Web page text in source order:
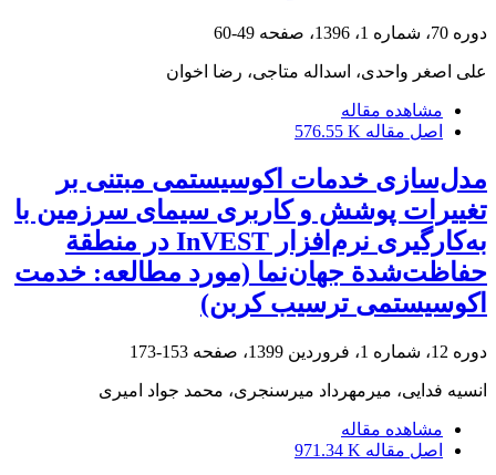
دوره 70، شماره 1، 1396، صفحه 49-60
علی اصغر واحدی، اسداله متاجی، رضا اخوان
مشاهده مقاله
اصل مقاله 576.55 K
مدل‌سازی خدمات اکوسیستمی مبتنی بر
تغییرات پوشش و کاربری سیمای سرزمین با
به‌کارگیری نرم‌افزار InVEST در منطقة
حفاظت‌شدة جهان‌نما (مورد مطالعه: خدمت
اکوسیستمی ترسیب کربن)
دوره 12، شماره 1، فروردین 1399، صفحه 153-173
انسیه فدایی، میرمهرداد میرسنجری، محمد جواد امیری
مشاهده مقاله
اصل مقاله 971.34 K